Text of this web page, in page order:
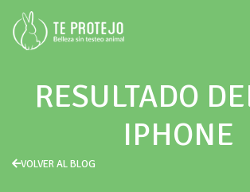
RESULTADO
IPHONE
VOLVER AL BLOG